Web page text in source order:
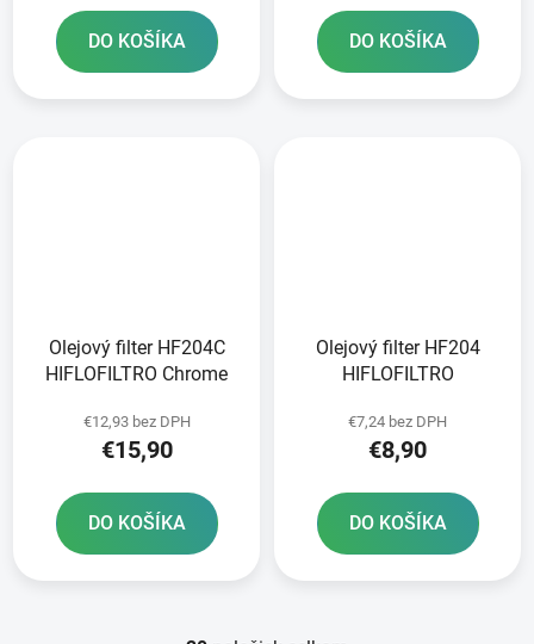
DO KOŠÍKA DO KOŠÍKA
Olejový filter HF204C
HIFLOFILTRO Chrome
€12,93 bez DPH
€15,90
DO KOŠÍKA
Olejový filter HF204
HIFLOFILTRO
€7,24 bez DPH
€8,90
DO KOŠÍKA